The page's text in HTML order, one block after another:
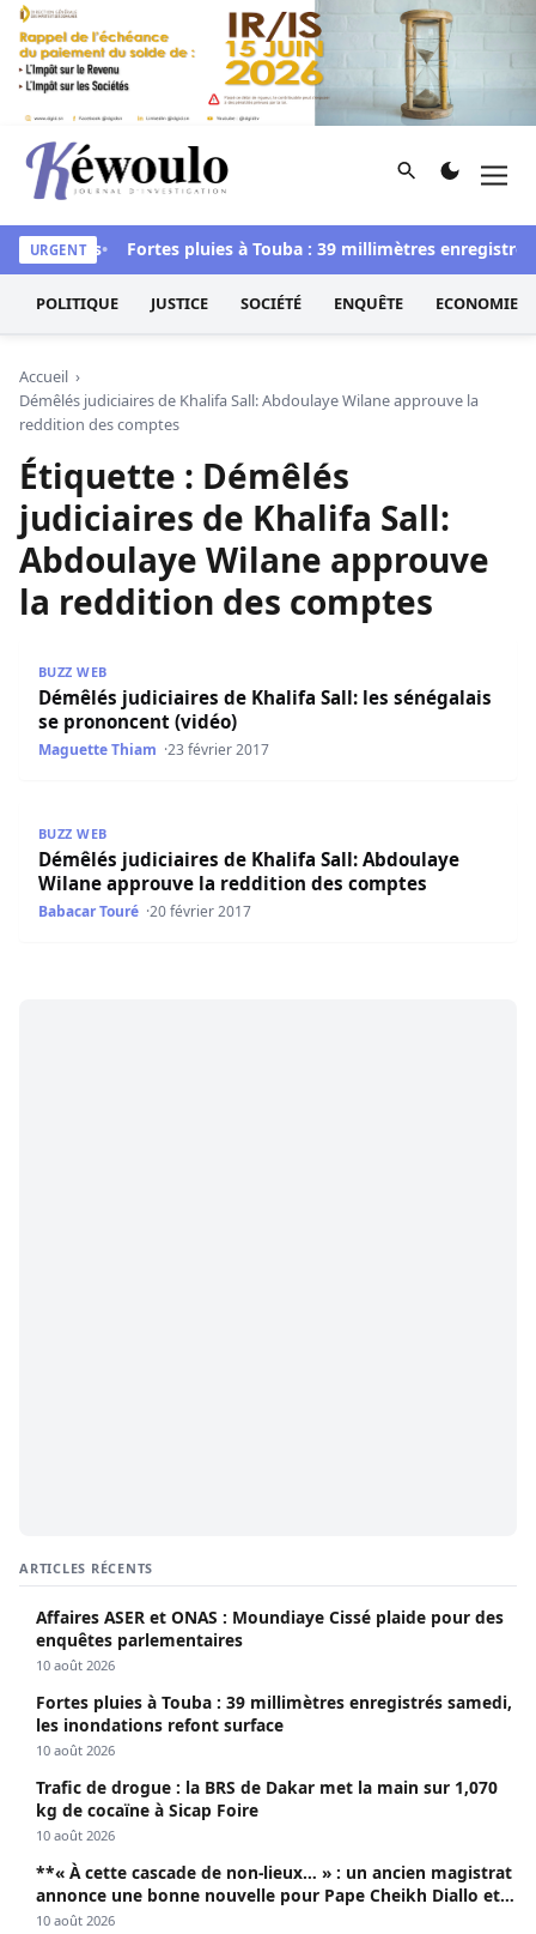
Aller au contenu
Kéwoulo, le premier site d'information et d'investigation
Rechercher
URGENT Fortes pluies à Touba : 39 millimètres
POLITIQUE JUSTICE SOCIÉTÉ ENQUÊTE ECONOMIE
Accueil
Démêlés judiciaires de Khalifa Sall: Abdoulaye Wilane approuve la
reddition des comptes
Étiquette : Démêlés
judiciaires de Khalifa Sall:
Abdoulaye Wilane approuve
la reddition des comptes
BUZZ WEB
Démêlés judiciaires de Khalifa Sall: les sénégalais
se prononcent (vidéo)
Maguette Thiam 23 février 2017
BUZZ WEB
Démêlés judiciaires de Khalifa Sall: Abdoulaye
Wilane approuve la reddition des comptes
Babacar Touré 20 février 2017
ARTICLES RÉCENTS
Affaires ASER et ONAS : Moundiaye Cissé plaide pour des
enquêtes parlementaires
10 août 2026
Fortes pluies à Touba : 39 millimètres enregistrés samedi,
les inondations refont surface
10 août 2026
Trafic de drogue : la BRS de Dakar met la main sur 1,070
kg de cocaïne à Sicap Foire
10 août 2026
**« À cette cascade de non-lieux… » : un ancien magistrat
annonce une bonne nouvelle pour Pape Cheikh Diallo et
Cie**
10 août 2026